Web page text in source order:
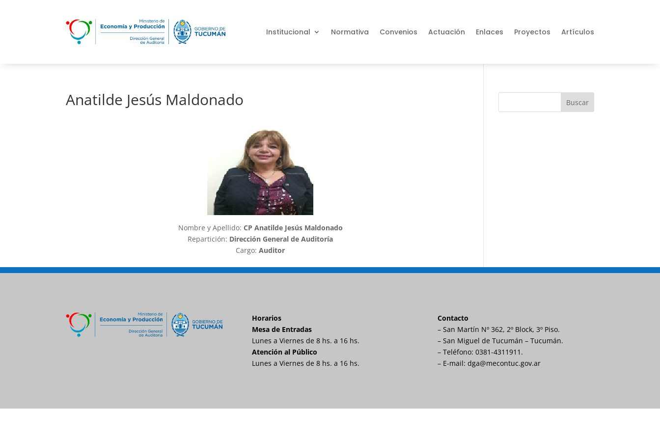
Institucional Normativa Convenios Actuación Enlaces Proyectos Artículos
Anatilde Jesús Maldonado
Nombre y Apellido: CP Anatilde Jesús Maldonado
Repartición: Dirección General de Auditoría
Cargo: Auditor
Buscar
Horarios
Mesa de Entradas
Lunes a Viernes de 8 hs. a 16 hs.
Atención al Público
Lunes a Viernes de 8 hs. a 16 hs.
Contacto
– San Martín Nº 362, 2º Block, 3º Piso.
– San Miguel de Tucumán – Tucumán.
– Teléfono: 0381-4311911.
– E-mail: dga@mecontuc.gov.ar